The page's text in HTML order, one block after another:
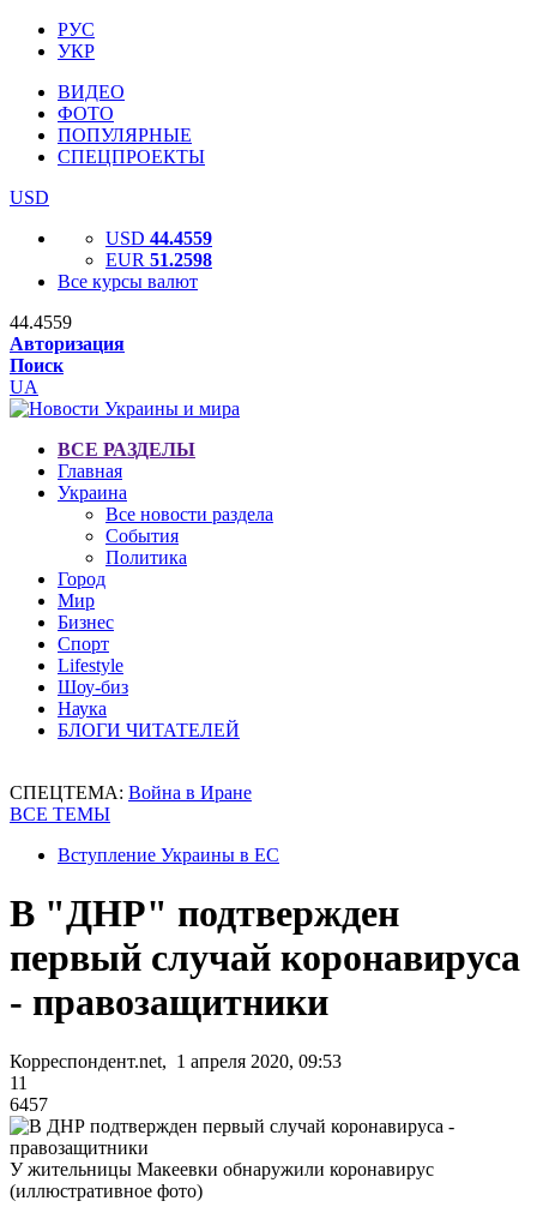
РУС
УКР
ВИДЕО
ФОТО
ПОПУЛЯРНЫЕ
СПЕЦПРОЕКТЫ
USD
USD 44.4559
EUR 51.2598
Все курсы валют
44.4559
Авторизация
Поиск
UA
ВСЕ РАЗДЕЛЫ
Главная
Украина
Все новости раздела
События
Политика
Город
Мир
Бизнес
Спорт
Lifestyle
Шоу-биз
Наука
БЛОГИ ЧИТАТЕЛЕЙ
СПЕЦТЕМА: Война в Иране
ВСЕ ТЕМЫ
Вступление Украины в ЕС
В "ДНР" подтвержден
первый случай коронавируса
- правозащитники
Корреспондент.net, 1 апреля 2020, 09:53
11
6457
У жительницы Макеевки обнаружили коронавирус
(иллюстративное фото)